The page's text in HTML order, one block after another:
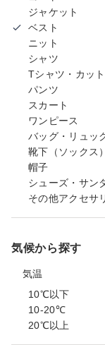
ジャケット
ベスト
ニット
シャツ
Tシャツ・カッ
パンツ
スカート
ワンピース
バッグ・リュッ
靴下（ソックス）
帽子
シューズ・サン
その他アクセサ
気候から探す
気温
10℃以下
10-20℃
20℃以上